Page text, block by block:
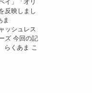
イ」「オリ
反映しまし
ま
ッシュレス
ズ 今回の記
らくあま こ